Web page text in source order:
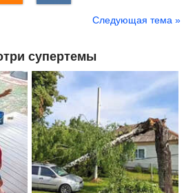
Следующая тема »
супертемы